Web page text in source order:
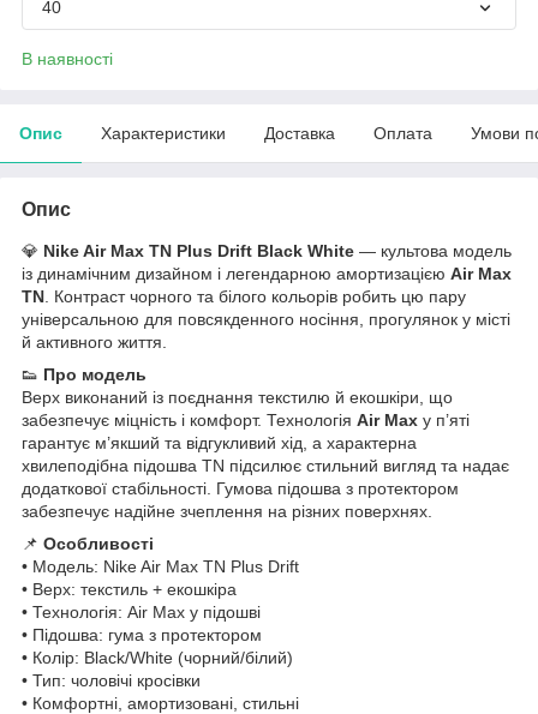
40
В наявності
Опис Характеристики Доставка Оплата Умови
Опис
💎 Nike Air Max TN Plus Drift Black White — культова модель
із динамічним дизайном і легендарною амортизацією Air Max
TN . Контраст чорного та білого кольорів робить цю пару
універсальною для повсякденного носіння, прогулянок у місті
й активного життя.
👟 Про модель
Верх виконаний із поєднання текстилю й екошкіри, що
забезпечує міцність і комфорт. Технологія Air Max у п’яті
гарантує м’якший та відгукливий хід, а характерна
хвилеподібна підошва TN підсилює стильний вигляд та надає
додаткової стабільності. Гумова підошва з протектором
забезпечує надійне зчеплення на різних поверхнях.
📌 Особливості
• Модель: Nike Air Max TN Plus Drift
• Верх: текстиль + екошкіра
• Технологія: Air Max у підошві
• Підошва: гума з протектором
• Колір: Black/White (чорний/білий)
• Тип: чоловічі кросівки
• Комфортні, амортизовані, стильні